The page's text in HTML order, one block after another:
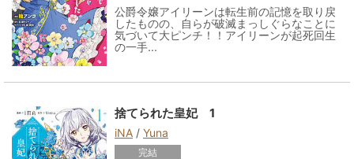
公爵令嬢アイリーンは転生前の記憶を取り戻
したものの、自らが破滅まっしぐらなことに
気づいて大ピンチ！！アイリーンが起死回生
の一手...
捨てられた皇妃 1
iNA / Yuna
完結